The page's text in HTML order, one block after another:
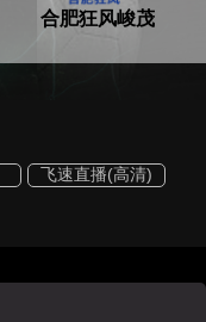
合肥狂风峻茂
飞速直播(高清)